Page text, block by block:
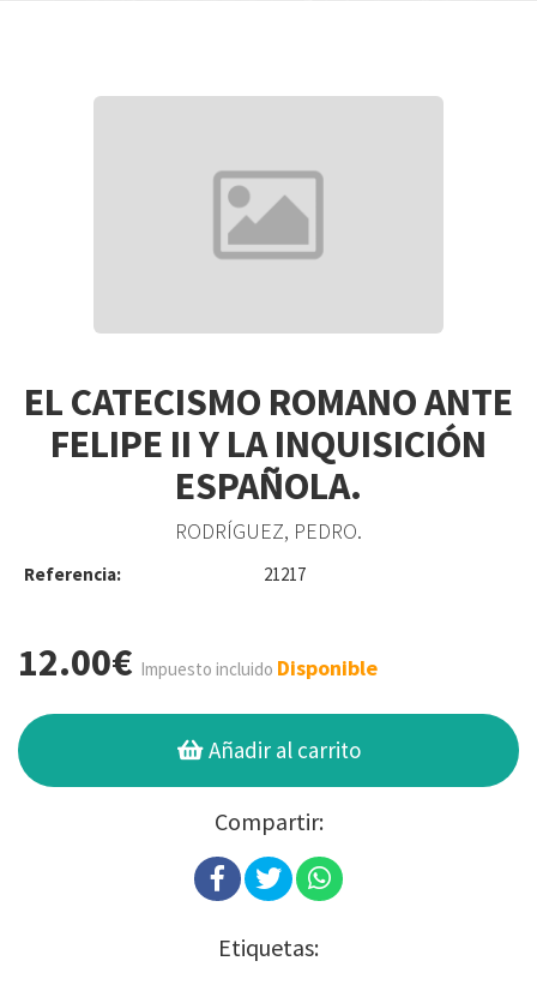
EL CATECISMO ROMANO ANTE
FELIPE II Y LA INQUISICIÓN
ESPAÑOLA.
RODRÍGUEZ, PEDRO.
Referencia: 21217
12.00€ Impuesto incluido Disponible
Añadir al carrito
Compartir:
Etiquetas: